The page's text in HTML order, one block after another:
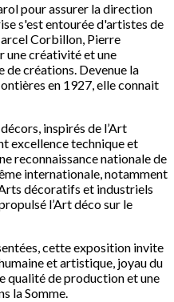
pour assurer la direction
s'est entourée d'artistes de
Corbillon, Pierre
une créativité et une
de créations. Devenue la
en 1927, elle connait
inspirés de l’Art
excellence technique et
reconnaissance nationale de
internationale, notamment
décoratifs et industriels
l’Art déco sur le
cette exposition invite
et artistique, joyau du
qualité de production et une
la Somme.